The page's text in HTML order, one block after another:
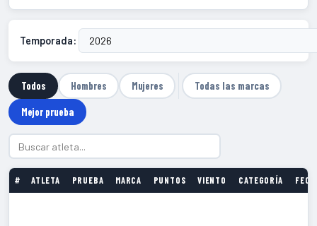
Temporada:
Todos Hombres Mujeres Todas las marcas
Mejor prueba
# ATLETA PRUEBA MARCA PUNTOS VIENTO CATEGORÍA